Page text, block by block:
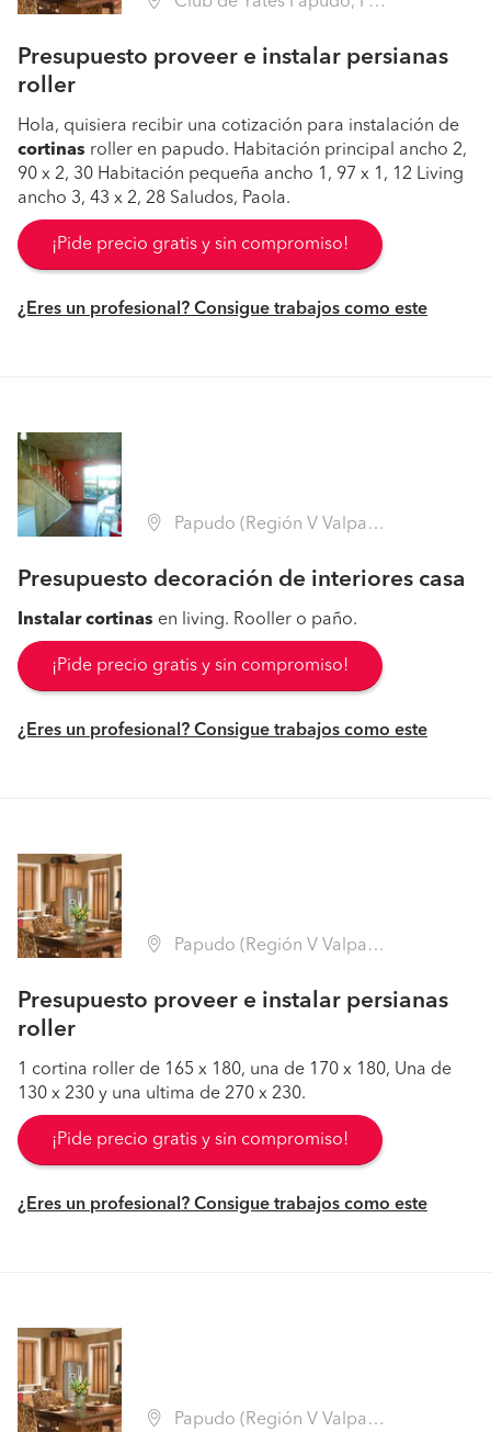
Presupuesto proveer e instalar persianas
roller
Hola, quisiera recibir una cotización para instalación de
cortinas roller en papudo. Habitación principal ancho 2,
90 x 2, 30 Habitación pequeña ancho 1, 97 x 1, 12 Living
ancho 3, 43 x 2, 28 Saludos, Paola.
¡Pide precio gratis y sin compromiso!
¿Eres un profesional? Consigue trabajos como este
Papudo (Región V Valparaíso - Petorca)
Presupuesto decoración de interiores casa
Instalar cortinas en living. Rooller o paño.
¡Pide precio gratis y sin compromiso!
¿Eres un profesional? Consigue trabajos como este
Papudo (Región V Valparaíso - Petorca)
Presupuesto proveer e instalar persianas
roller
1 cortina roller de 165 x 180, una de 170 x 180, Una de
130 x 230 y una ultima de 270 x 230.
¡Pide precio gratis y sin compromiso!
¿Eres un profesional? Consigue trabajos como este
Papudo (Región V Valparaíso - Petorca)